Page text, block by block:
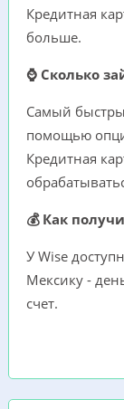
Кредитная
больше.
⌚ Сколько
Самый
помощью
Кредитная
💰 Как
У Wise
Мексику -
счет.